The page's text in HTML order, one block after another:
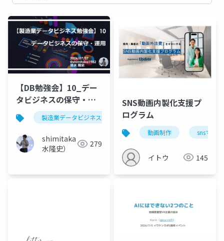
【DB勉強会】10_デー
タビジネスの保守・運
用
製造業データビジネス勉強会
shimitaka（清
水隆史）
279
SNS動画内製化支援プ
ログラム
動画制作 snsマー
イトウ 145